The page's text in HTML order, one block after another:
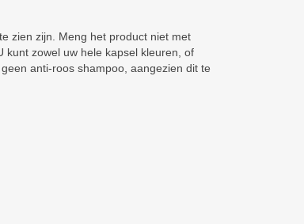
zien zijn. Meng het product niet met
zowel uw hele kapsel kleuren, of
anti-roos shampoo, aangezien dit te